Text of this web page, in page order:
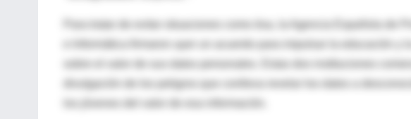
Para tratar de evitar situaciones como ésa, la Agencia Española de
divulgación de los peligros que conlleva revelar los datos a